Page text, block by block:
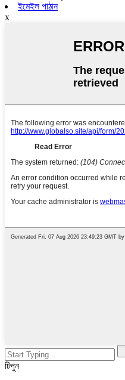
ইমেইল পাঠান
x
টিপুন